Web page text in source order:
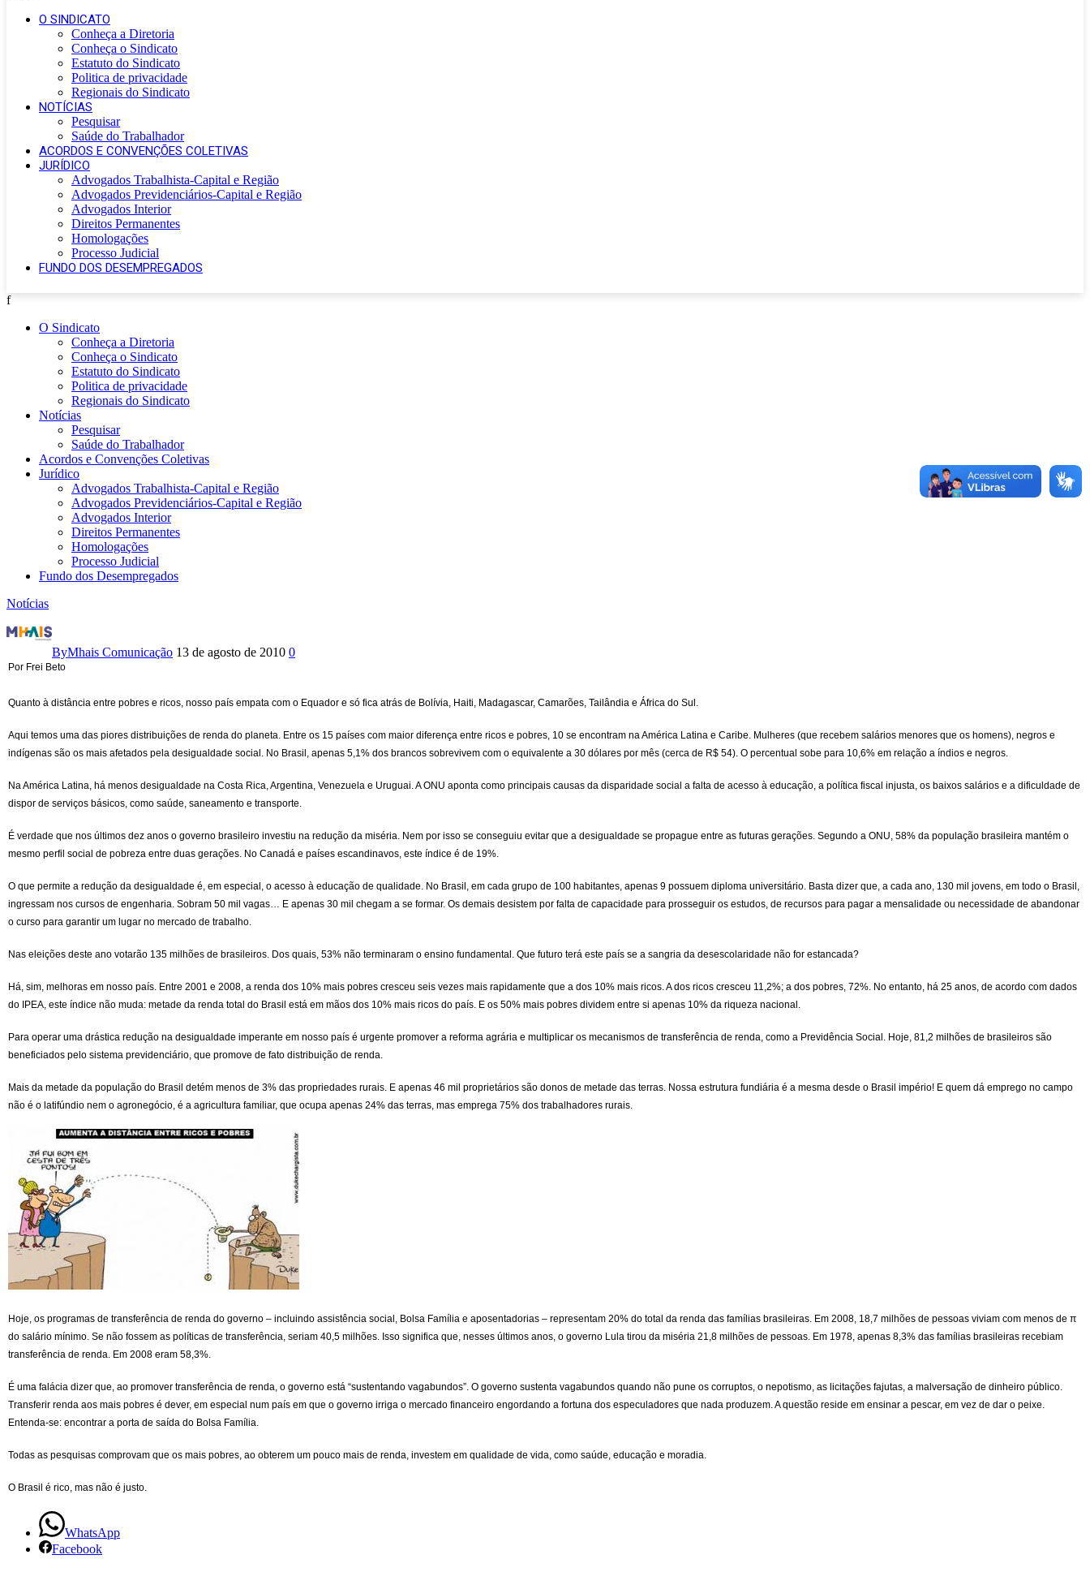
O SINDICATO
Conheça a Diretoria
Conheça o Sindicato
Estatuto do Sindicato
Politica de privacidade
Regionais do Sindicato
NOTÍCIAS
Pesquisar
Saúde do Trabalhador
ACORDOS E CONVENÇÕES COLETIVAS
JURÍDICO
Advogados Trabalhista-Capital e Região
Advogados Previdenciários-Capital e Região
Advogados Interior
Direitos Permanentes
Homologações
Processo Judicial
FUNDO DOS DESEMPREGADOS
f
O Sindicato
Conheça a Diretoria
Conheça o Sindicato
Estatuto do Sindicato
Politica de privacidade
Regionais do Sindicato
Notícias
Pesquisar
Saúde do Trabalhador
Acordos e Convenções Coletivas
Jurídico
Advogados Trabalhista-Capital e Região
Advogados Previdenciários-Capital e Região
Advogados Interior
Direitos Permanentes
Homologações
Processo Judicial
Fundo dos Desempregados
Notícias
Desigualdade:
o
é
rico,
mas
não
é
justo
ByMhais Comunicação 13 de agosto de 2010 0
Por Frei Beto
Quanto à distância entre pobres e ricos, nosso país empata com o Equador e só fica atrás de Bolívia, Haiti, Madagascar, Camarões, Tailândia e África do Sul.
Aqui temos uma das piores distribuições de renda do planeta. Entre os 15 países com maior diferença entre ricos e pobres, 10 se encontram na América Latina e Caribe. Mulheres (que recebem salários menores que os homens), negros e
indígenas são os mais afetados pela desigualdade social. No Brasil, apenas 5,1% dos brancos sobrevivem com o equivalente a 30 dólares por mês (cerca de R$ 54). O percentual sobe para 10,6% em relação a índios e negros.
Na América Latina, há menos desigualdade na Costa Rica, Argentina, Venezuela e Uruguai. A ONU aponta como principais causas da disparidade social a falta de acesso à educação, a política fiscal injusta, os baixos salários e a dificuldade de
dispor de serviços básicos, como saúde, saneamento e transporte.
É verdade que nos últimos dez anos o governo brasileiro investiu na redução da miséria. Nem por isso se conseguiu evitar que a desigualdade se propague entre as futuras gerações. Segundo a ONU, 58% da população brasileira mantém o
mesmo perfil social de pobreza entre duas gerações. No Canadá e países escandinavos, este índice é de 19%.
O que permite a redução da desigualdade é, em especial, o acesso à educação de qualidade. No Brasil, em cada grupo de 100 habitantes, apenas 9 possuem diploma universitário. Basta dizer que, a cada ano, 130 mil jovens, em todo o Brasil,
ingressam nos cursos de engenharia. Sobram 50 mil vagas… E apenas 30 mil chegam a se formar. Os demais desistem por falta de capacidade para prosseguir os estudos, de recursos para pagar a mensalidade ou necessidade de abandonar
o curso para garantir um lugar no mercado de trabalho.
Nas eleições deste ano votarão 135 milhões de brasileiros. Dos quais, 53% não terminaram o ensino fundamental. Que futuro terá este país se a sangria da desescolaridade não for estancada?
Há, sim, melhoras em nosso país. Entre 2001 e 2008, a renda dos 10% mais pobres cresceu seis vezes mais rapidamente que a dos 10% mais ricos. A dos ricos cresceu 11,2%; a dos pobres, 72%. No entanto, há 25 anos, de acordo com dados
do IPEA, este índice não muda: metade da renda total do Brasil está em mãos dos 10% mais ricos do país. E os 50% mais pobres dividem entre si apenas 10% da riqueza nacional.
Para operar uma drástica redução na desigualdade imperante em nosso país é urgente promover a reforma agrária e multiplicar os mecanismos de transferência de renda, como a Previdência Social. Hoje, 81,2 milhões de brasileiros são
beneficiados pelo sistema previdenciário, que promove de fato distribuição de renda.
Mais da metade da população do Brasil detém menos de 3% das propriedades rurais. E apenas 46 mil proprietários são donos de metade das terras. Nossa estrutura fundiária é a mesma desde o Brasil império! E quem dá emprego no campo
não é o latifúndio nem o agronegócio, é a agricultura familiar, que ocupa apenas 24% das terras, mas emprega 75% dos trabalhadores rurais.
Hoje, os programas de transferência de renda do governo – incluindo assistência social, Bolsa Família e aposentadorias – representam 20% do total da renda das famílias brasileiras. Em 2008, 18,7 milhões de pessoas viviam com menos de π
do salário mínimo. Se não fossem as políticas de transferência, seriam 40,5 milhões. Isso significa que, nesses últimos anos, o governo Lula tirou da miséria 21,8 milhões de pessoas. Em 1978, apenas 8,3% das famílias brasileiras recebiam
transferência de renda. Em 2008 eram 58,3%.
É uma falácia dizer que, ao promover transferência de renda, o governo está “sustentando vagabundos”. O governo sustenta vagabundos quando não pune os corruptos, o nepotismo, as licitações fajutas, a malversação de dinheiro público.
Transferir renda aos mais pobres é dever, em especial num país em que o governo irriga o mercado financeiro engordando a fortuna dos especuladores que nada produzem. A questão reside em ensinar a pescar, em vez de dar o peixe.
Entenda-se: encontrar a porta de saída do Bolsa Família.
Todas as pesquisas comprovam que os mais pobres, ao obterem um pouco mais de renda, investem em qualidade de vida, como saúde, educação e moradia.
O Brasil é rico, mas não é justo.
WhatsApp
Facebook